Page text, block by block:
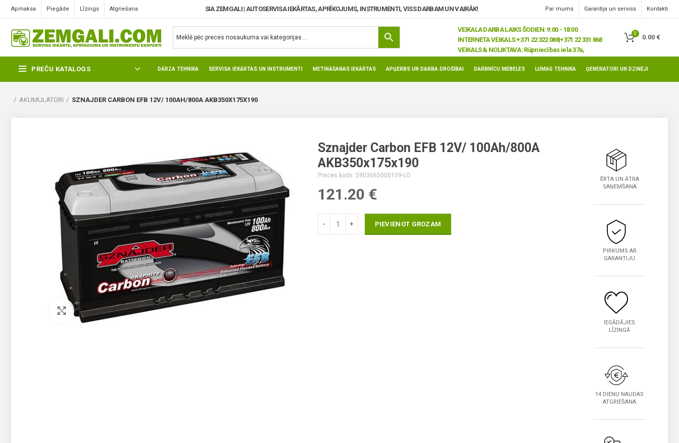
Apmaksa Piegāde Līzings Atgriešana SIA ZEMGALI | AUTOSERVISA IEKĀRTAS, APRĪKOJUMS, INSTRUMENTI, VISS DARBAM UN VAIRĀK! Par mums Garantija un serviss Kontakti
VEIKALA DARBA LAIKS ŠODIEN: 9:00 - 18:00
INTERNETA VEIKALS:+371 22 322 088|+371 22 331 868
VEIKALS & NOLIKTAVA: Rūpniecības iela 37a,
0
0.00 €
PREČU KATALOGS DĀRZA TEHNIKA SERVISA IEKĀRTAS UN INSTRUMENTI METINĀŠANAS IEKĀRTAS APĢĒRBS UN DARBA DROŠĪBAI DARBNĪCU MĒBELES LUMAG TEHNIKA ĢENERATORI UN DZINĒJI
AKUMULATORI SZNAJDER CARBON EFB 12V/ 100AH/800A AKB350X175X190
Pietuvināt
Sznajder Carbon EFB 12V/ 100Ah/800A
AKB350x175x190
Preces kods: 5903665000109-LO
121.20 €
PIEVIENOT GROZAM
ĒRTA UN ĀTRA
SAŅEMŠANA
PIRKUMS AR
GARANTIJU
IEGĀDĀJIES
LĪZINGĀ
14 DIENU NAUDAS
ATGRIEŠANA